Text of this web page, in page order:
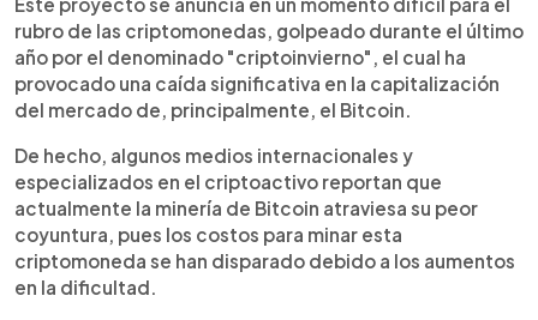
rubro de las criptomonedas, golpeado durante el último
año por el denominado "criptoinvierno", el cual ha
provocado una caída significativa en la capitalización
del mercado de, principalmente, el Bitcoin.
De hecho, algunos medios internacionales y
especializados en el criptoactivo reportan que
actualmente la minería de Bitcoin atraviesa su peor
coyuntura, pues los costos para minar esta
criptomoneda se han disparado debido a los aumentos
en la dificultad.